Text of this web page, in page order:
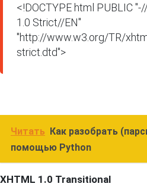
<!DOCTYPE html PUBLIC
1.0 Strict//EN"
"http://www.w3.org/TR/
strict.dtd">
Читать Как разобрать
помощью Python
XHTML 1.0 Transitional